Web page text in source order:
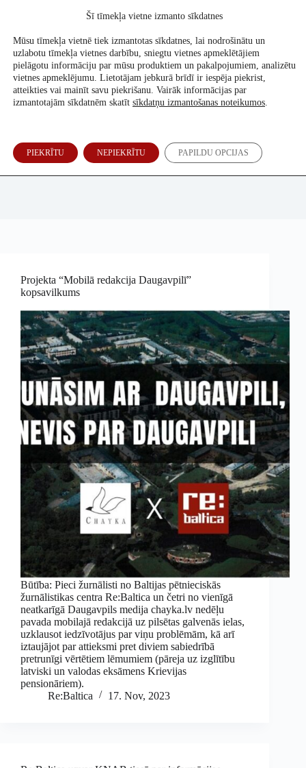
Atbalsti mūs
Re:Baltica
Projekta “Mobilā redakcija Daugavpilī”
kopsavilkums
Būtība: Pieci žurnālisti no Baltijas pētnieciskās
žurnālistikas centra Re:Baltica un četri no vienīgā
neatkarīgā Daugavpils medija chayka.lv nedēļu
pavada mobilajā redakcijā uz pilsētas galvenās ielas,
uzklausot iedzīvotājus par viņu problēmām, kā arī
iztaujājot par attieksmi pret diviem sabiedrībā
pretrunīgi vērtētiem lēmumiem (pāreja uz izglītību
latviski un valodas eksāmens Krievijas
pensionāriem).
Re:Baltica
17. Nov, 2023
Šī tīmekļa vietne izmanto sīkdatnes
Mūsu tīmekļa vietnē tiek izmantotas sīkdatnes, lai nodrošinātu un
uzlabotu tīmekļa vietnes darbību, sniegtu vietnes apmeklētājiem
pielāgotu informāciju par mūsu produktiem un pakalpojumiem, analizētu
vietnes apmeklējumu. Lietotājam jebkurā brīdī ir iespēja piekrist,
atteikties vai mainīt savu piekrišanu. Vairāk informācijas par
izmantotajām sīkdatnēm skatīt sīkdatņu izmantošanas noteikumos.
PIEKRĪTU NEPIEKRĪTU PAPILDU OPCIJAS